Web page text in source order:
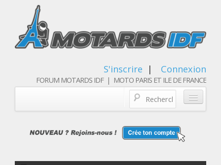
S'inscrire | Connexion
FORUM MOTARDS IDF | MOTO PARIS ET ILE DE FRANCE